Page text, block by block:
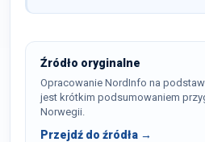
Źródło oryginalne
Opracowanie NordInfo na
jest krótkim podsumowaniem
Norwegii.
Przejdź do źródła →